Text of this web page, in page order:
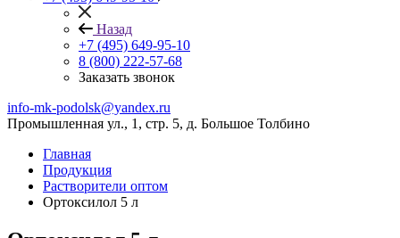
Назад
+7 (495) 649-95-10
8 (800) 222-57-68
Заказать звонок
info-mk-podolsk@yandex.ru
Промышленная ул., 1, стр. 5, д. Большое Толбино
Главная
Продукция
Растворители оптом
Ортоксилол 5 л